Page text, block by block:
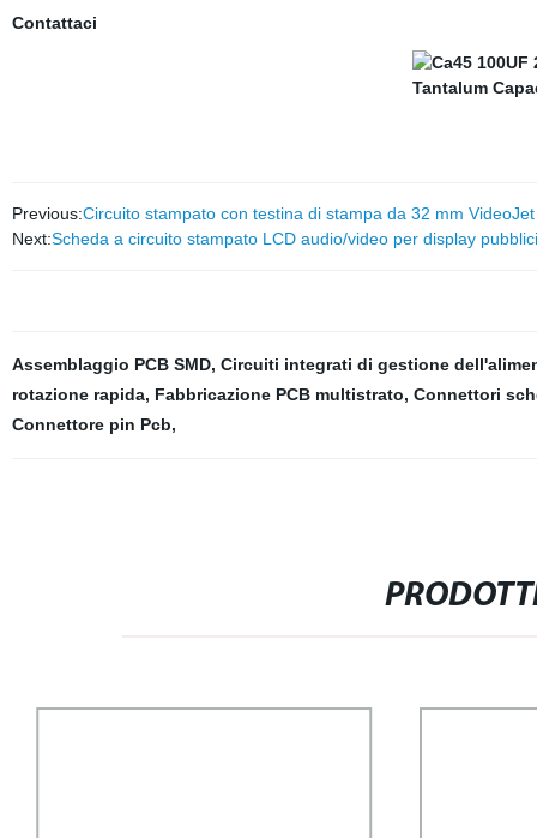
Contattaci
Previous:Circuito stampato con testina di stampa da 32 mm
Next:Scheda a circuito stampato LCD audio/video per display
Assemblaggio PCB SMD, Circuiti integrati di gestione
rotazione rapida, Fabbricazione PCB multistrato, Connettori
Connettore pin Pcb,